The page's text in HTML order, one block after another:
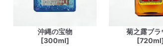
沖縄の宝物
[300ml]
菊之露ブラ